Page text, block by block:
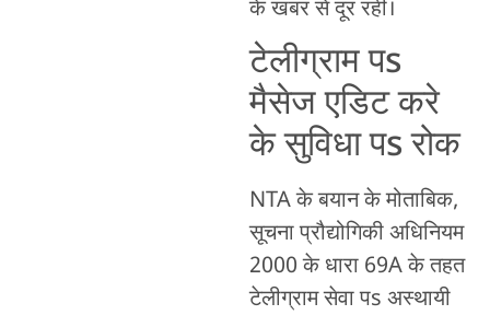
के खबर से दूर रहीं।
टेलीग्राम पs
मैसेज एडिट करे
के सुविधा पs रोक
NTA के बयान के मोताबिक,
सूचना प्रौद्योगिकी अधिनियम
2000 के धारा 69A के तहत
टेलीग्राम सेवा पs अस्थायी